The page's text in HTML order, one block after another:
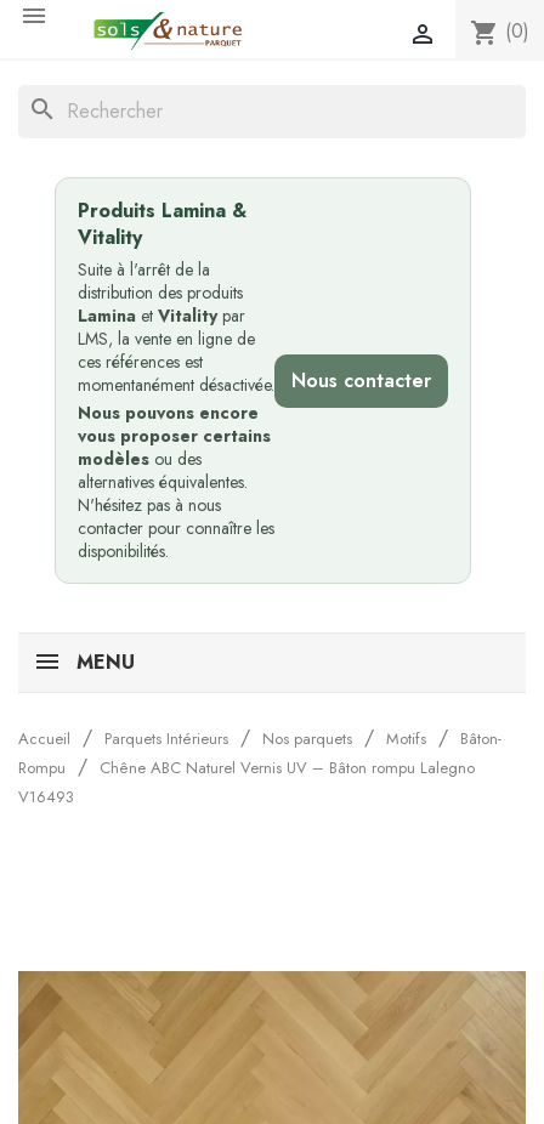

shopping_cart (0)

search
Produits Lamina &
Vitality
Suite à l'arrêt de la
distribution des produits
Lamina et Vitalitypar
LMS, la vente en ligne de
ces références est
momentanément désactivée.
Nous pouvons encore
vous proposer certains
modèles ou des
alternatives équivalentes.
N'hésitez pas à nous
contacter pour connaître les
disponibilités.
Nous contacter
MENU
Accueil Parquets Intérieurs Nos parquets Motifs
Bâton-
Rompu
Chêne ABC Naturel Vernis UV – Bâton rompu Lalegno
V16493